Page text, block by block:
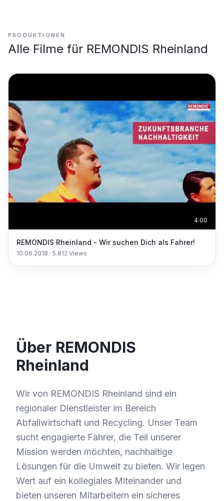
PRODUKTIONEN
Alle Filme für REMONDIS Rheinland
4:00
REMONDIS Rheinland - Wir suchen Dich als Fahrer!
10.06.2018 · 5.812 Views
Über REMONDIS
Rheinland
Wir von REMONDIS Rheinland sind ein
regionaler Dienstleister im Bereich
Abfallwirtschaft und Recycling. Unser Team
sucht engagierte Fahrer, die Teil unserer
Mission werden möchten, nachhaltige
Lösungen für die Umwelt zu bieten. Wir legen
Wert auf ein kollegiales Miteinander und
bieten unseren Mitarbeitern ein sicheres